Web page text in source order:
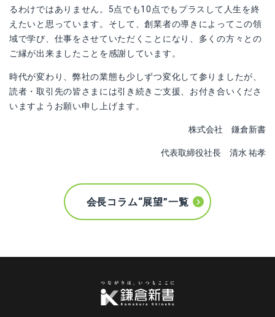
るわけではありません。5点でも10点でもプラスして人生を終
えたいと思っています。そして、創業者の導きによってこの領
域で学び、仕事をさせていただくことになり、多くの方々との
ご縁が出来ましたことを感謝しています。
時代が変わり、弊社の業態も少しずつ変化して参りましたが、
読者・取引先の皆さまには引き続きご支援、お付き合いくださ
いますようお願い申し上げます。
株式会社 鎌倉新書
代表取締役社長 清水 祐孝
会長コラム“展望”一覧